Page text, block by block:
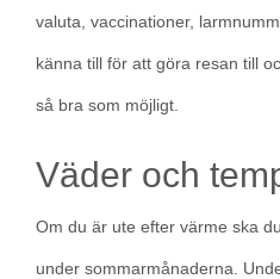
valuta, vaccinationer,
känna till för att göra resan till
så bra som möjligt.
Väder och
Om du är ute efter värme ska
under sommarmånaderna.